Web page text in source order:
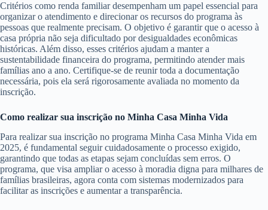
Critérios como renda familiar desempenham um papel essencial para
organizar o atendimento e direcionar os recursos do programa às
pessoas que realmente precisam. O objetivo é garantir que o acesso à
casa própria não seja dificultado por desigualdades econômicas
históricas. Além disso, esses critérios ajudam a manter a
sustentabilidade financeira do programa, permitindo atender mais
famílias ano a ano. Certifique-se de reunir toda a documentação
necessária, pois ela será rigorosamente avaliada no momento da
inscrição.
Como realizar sua inscrição no Minha Casa Minha Vida
Para realizar sua inscrição no programa Minha Casa Minha Vida em
2025, é fundamental seguir cuidadosamente o processo exigido,
garantindo que todas as etapas sejam concluídas sem erros. O
programa, que visa ampliar o acesso à moradia digna para milhares de
famílias brasileiras, agora conta com sistemas modernizados para
facilitar as inscrições e aumentar a transparência.